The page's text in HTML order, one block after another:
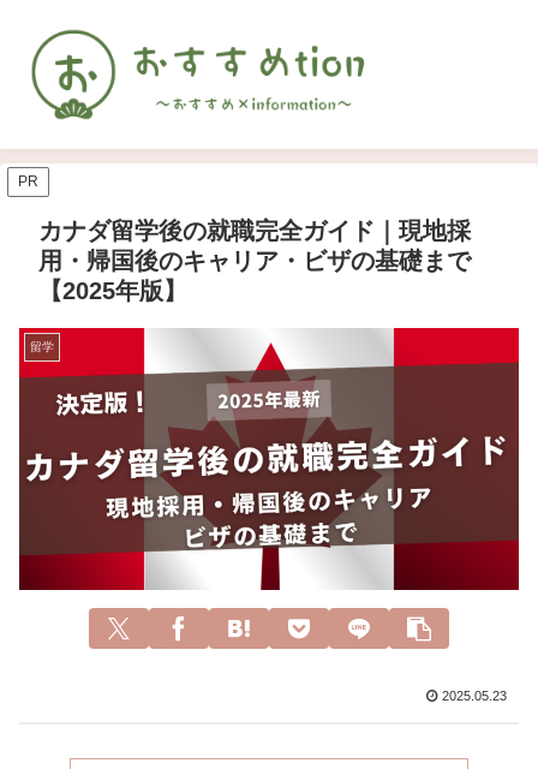
PR
カナダ留学後の就職完全ガイド｜現地採
用・帰国後のキャリア・ビザの基礎まで
【2025年版】
留学
2025.05.23